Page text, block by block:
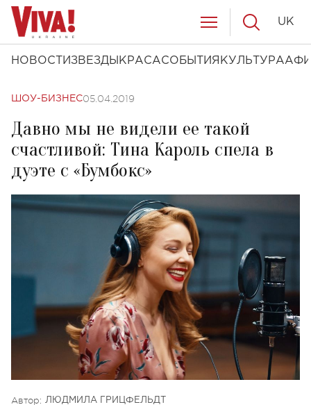
НОВОСТИ ЗВЕЗДЫ КРАСАСОБЫТИЯ КУЛЬТУРА
UK
ШОУ-БИЗНЕС05.04.2019
Давно мы не видели ее такой
счастливой: Тина Кароль спела в
дуэте с «Бумбокс»
Автор: ЛЮДМИЛА ГРИЦФЕЛЬДТ